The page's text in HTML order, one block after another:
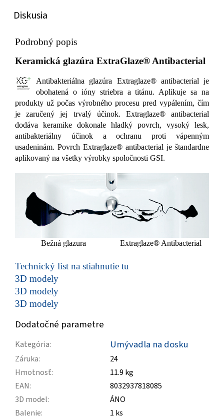
Diskusia
Podrobný popis
Keramická glazúra ExtraGlaze® Antibacterial
Antibakteriálna glazúra Extraglaze® antibacterial je
obohatená o ióny striebra a titánu. Aplikuje sa na
produkty už počas výrobného procesu pred vypálením, čím
je zaručený jej trvalý účinok. Extraglaze® antibacterial
dodáva keramike dokonale hladký povrch, vysoký lesk,
antibakteriálny účinok a ochranu proti vápenným
usadeninám. Povrch Extraglaze® antibacterial je štandardne
aplikovaný na všetky výrobky spoločnosti GSI.
Bežná glazura Extraglaze® Antibacterial
Technický list na stiahnutie tu
3D modely
3D modely
3D modely
Dodatočné parametre
Kategória: Umývadla na dosku
Záruka:
24
Hmotnosť:
11.9 kg
EAN:
8032937818085
3D model:
ÁNO
Balenie:
1 ks